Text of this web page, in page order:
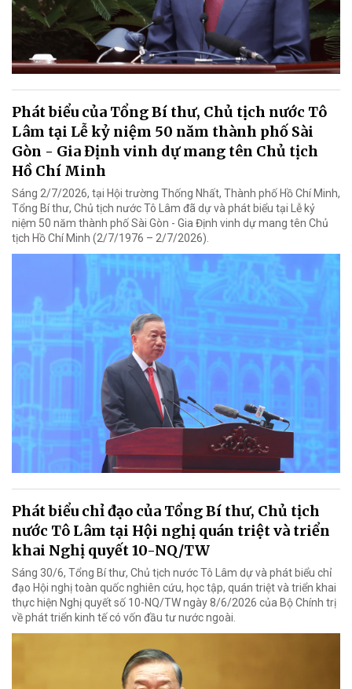
Phát biểu của Tổng Bí thư, Chủ tịch nước Tô
Lâm tại Lễ kỷ niệm 50 năm thành phố Sài
Gòn - Gia Định vinh dự mang tên Chủ tịch
Hồ Chí Minh
Sáng 2/7/2026, tại Hội trường Thống Nhất, Thành phố Hồ Chí Minh,
Tổng Bí thư, Chủ tịch nước Tô Lâm đã dự và phát biểu tại Lễ kỷ
niệm 50 năm thành phố Sài Gòn - Gia Định vinh dự mang tên Chủ
tịch Hồ Chí Minh (2/7/1976 – 2/7/2026).
Phát biểu chỉ đạo của Tổng Bí thư, Chủ tịch
nước Tô Lâm tại Hội nghị quán triệt và triển
khai Nghị quyết 10-NQ/TW
Sáng 30/6, Tổng Bí thư, Chủ tịch nước Tô Lâm dự và phát biểu chỉ
đạo Hội nghị toàn quốc nghiên cứu, học tập, quán triệt và triển khai
thực hiện Nghị quyết số 10-NQ/TW ngày 8/6/2026 của Bộ Chính trị
về phát triển kinh tế có vốn đầu tư nước ngoài.